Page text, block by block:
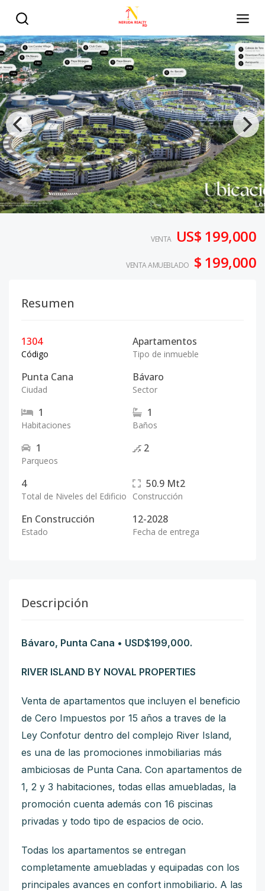
VENTA US$ 199,000
VENTA AMUEBLADO $ 199,000
Resumen
1304
Código
Apartamentos
Tipo de inmueble
Punta Cana
Ciudad
Bávaro
Sector
1
Habitaciones
1
Baños
1
Parqueos
2
4
Total de Niveles del Edificio
50.9 Mt2
Construcción
En Construcción
Estado
12-2028
Fecha de entrega
Descripción
Bávaro, Punta Cana • USD$199,000.
RIVER ISLAND BY NOVAL PROPERTIES
Venta de apartamentos que incluyen el beneficio
de Cero Impuestos por 15 años a traves de la
Ley Confotur dentro del complejo River Island,
es una de las promociones inmobiliarias más
ambiciosas de Punta Cana. Con apartamentos de
1, 2 y 3 habitaciones, todas ellas amuebladas, la
promoción cuenta además con 16 piscinas
privadas y todo tipo de espacios de ocio.
Todas los apartamentos se entregan
completamente amuebladas y equipadas con los
principales avances en confort inmobiliario. A las